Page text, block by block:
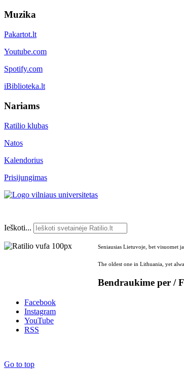
Muzika
Pakartot.lt
Youtube.com
Spotify.com
iBiblioteka.lt
Nariams
Ratilio klubas
Natos
Kalendorius
Prisijungimas
Ieškoti...
Seniausias Lietuvoje, bet visuomet
The oldest one in Lithuania, yet
Bendraukime per /
Facebook
Instagram
YouTube
RSS
Go to top